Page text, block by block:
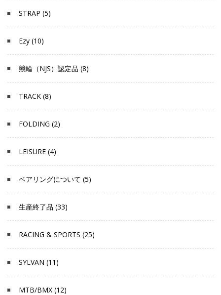
STRAP (5)
Ezy (10)
競輪（NJS）認定品 (8)
TRACK (8)
FOLDING (2)
LEISURE (4)
ベアリングについて (5)
生産終了品 (33)
RACING & SPORTS (25)
SYLVAN (11)
MTB/BMX (12)